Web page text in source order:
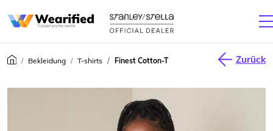
Bekleidung T-shirts Finest Cotton-T Zurück